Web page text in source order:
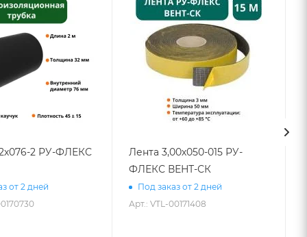
2 РУ-ФЛЕКС
от 2 дней
Лента 3,00х050-015 РУ-
ФЛЕКС ВЕНТ-СК
Под заказ от 2 дней
Арт.: VTL-00171408